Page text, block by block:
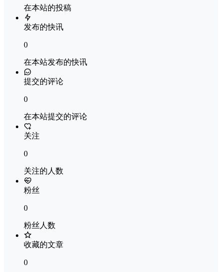
在本站的投稿
发布的快讯
0
在本站发布的快讯
提交的评论
0
在本站提交的评论
关注
0
关注的人数
粉丝
0
粉丝人数
收藏的文章
0